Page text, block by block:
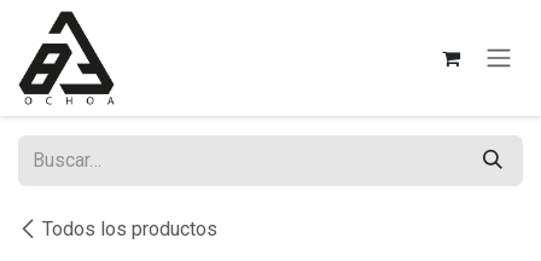
Ir al contenido
Todos los productos